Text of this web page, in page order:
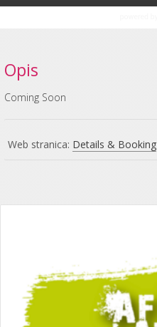
Opis
Coming Soon
Web stranica: Details & Booking